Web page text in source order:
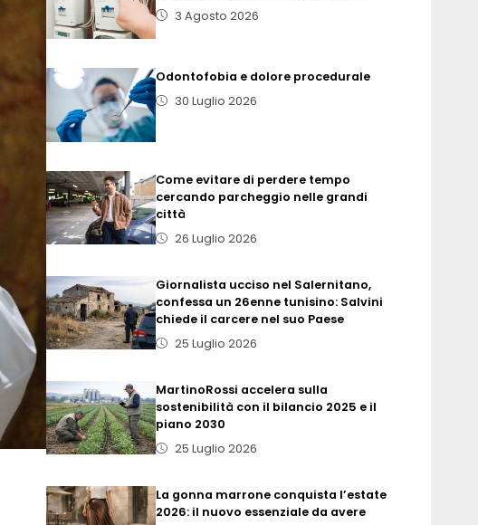
3 Agosto 2026
Odontofobia e dolore procedurale
30 Luglio 2026
Come evitare di perdere tempo
cercando parcheggio nelle grandi
città
26 Luglio 2026
Giornalista ucciso nel Salernitano,
confessa un 26enne tunisino: Salvini
chiede il carcere nel suo Paese
25 Luglio 2026
MartinoRossi accelera sulla
sostenibilità con il bilancio 2025 e il
piano 2030
25 Luglio 2026
La gonna marrone conquista l’estate
2026: il nuovo essenziale da avere